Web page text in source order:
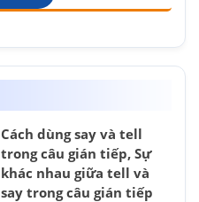
Cách dùng say và tell
trong câu gián tiếp, Sự
khác nhau giữa tell và
say trong câu gián tiếp